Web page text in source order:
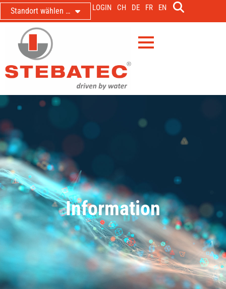
Standort wählen … LOGIN CH DE FR EN
Information